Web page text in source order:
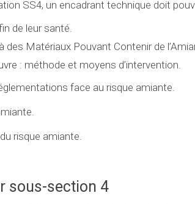
SS4, un encadrant technique doit
de leur santé.
des Matériaux Pouvant Contenir de
: méthode et moyens d’intervention.
face au risque amiante.
risque amiante.
sous-section 4